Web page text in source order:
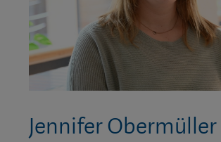
Jennifer Obermüller